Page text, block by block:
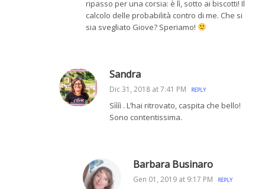
ripasso per una corsia: è lì, sotto ai biscotti! Il
calcolo delle probabilità contro di me. Che si
sia svegliato Giove? Speriamo!
Sandra
Dic 31, 2018 at 7:41 PM REPLY
Sìììì . L’hai ritrovato, caspita che bello!
Sono contentissima.
Barbara Businaro
Gen 01, 2019 at 9:17 PM REPLY